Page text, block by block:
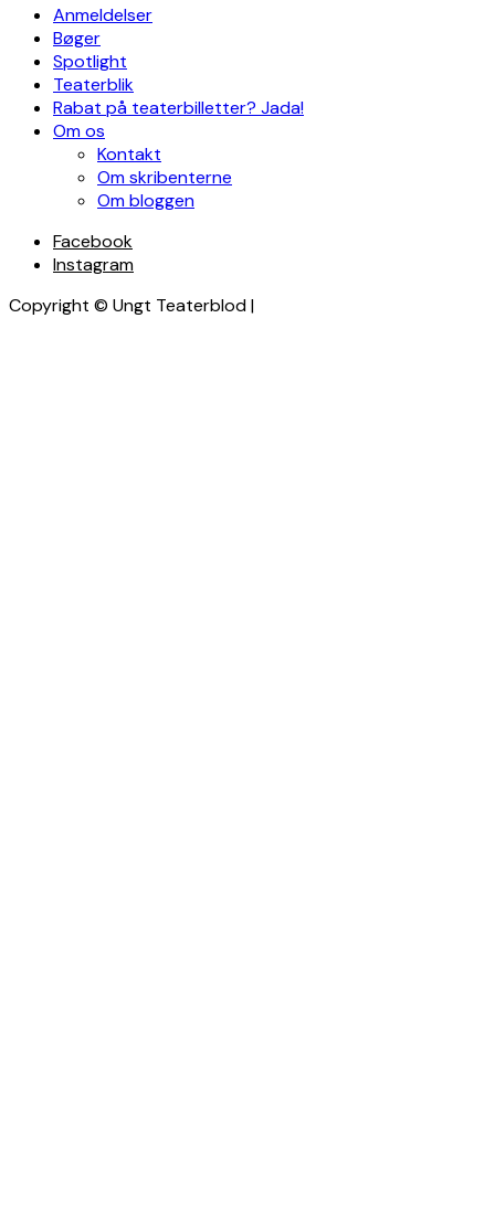
Anmeldelser
Bøger
Spotlight
Teaterblik
Rabat på teaterbilletter? Jada!
Om os
Kontakt
Om skribenterne
Om bloggen
Facebook
Instagram
Copyright © Ungt Teaterblod |